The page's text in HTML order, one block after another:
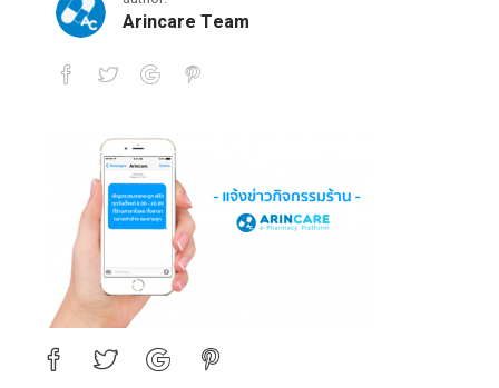
Arincare Team
sms แจ้งกิจกรรมร้านขายยา